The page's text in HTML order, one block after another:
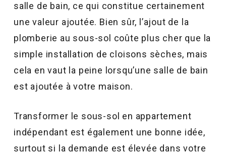
salle de bain, ce qui constitue certainement
une valeur ajoutée. Bien sûr, l’ajout de la
plomberie au sous-sol coûte plus cher que la
simple installation de cloisons sèches, mais
cela en vaut la peine lorsqu’une salle de bain
est ajoutée à votre maison.
Transformer le sous-sol en appartement
indépendant est également une bonne idée,
surtout si la demande est élevée dans votre